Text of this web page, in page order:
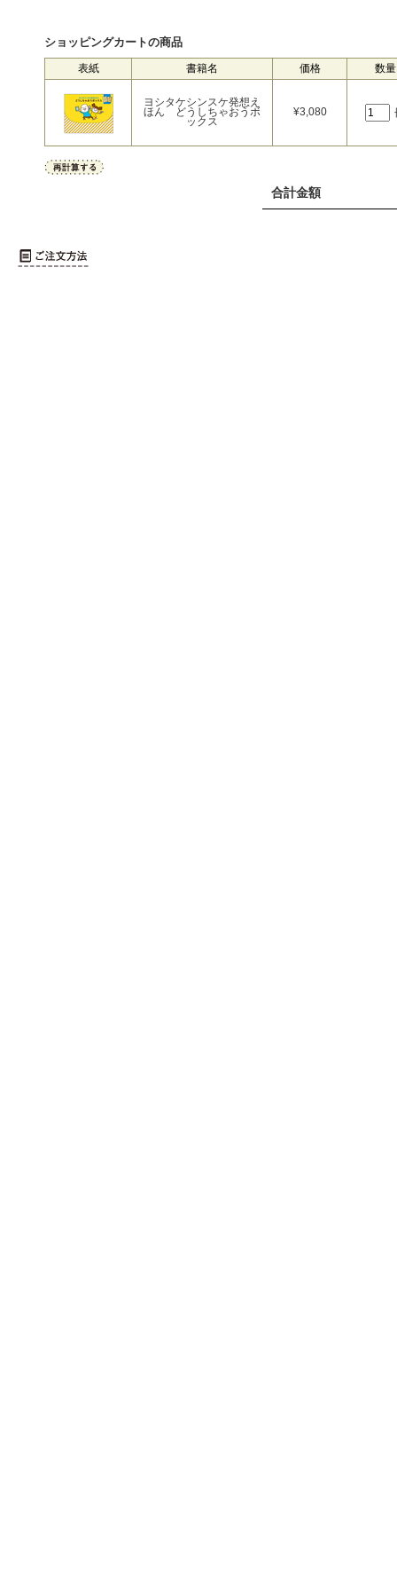
ショッピングカートの商品
表紙 書籍名 価格 数量
ヨシタケシンスケ発想え
ほん どうしちゃおうボ
ックス
¥3,080
合計金額